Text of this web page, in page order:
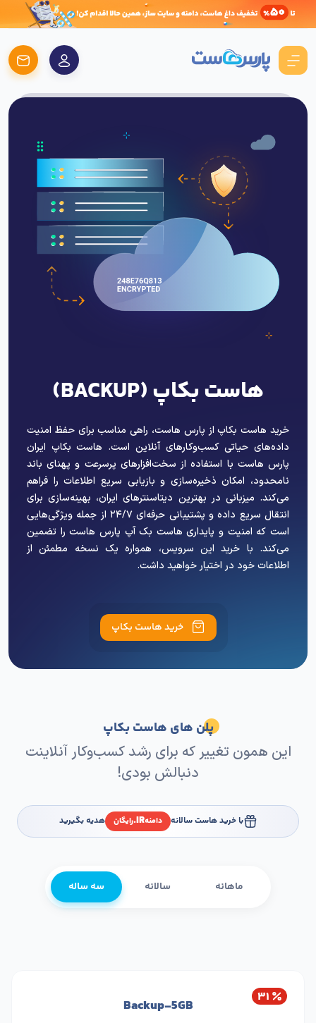
هاست بکاپ (BACKUP)
خرید هاست بکاپ از پارس هاست، راهی مناسب برای حفظ امنیت
داده‌های حیاتی کسب‌وکارهای آنلاین است. هاست بکاپ ایران
پارس هاست با استفاده از سخت‌افزارهای پرسرعت و پهنای باند
نامحدود، امکان ذخیره‌سازی و بازیابی سریع اطلاعات را فراهم
می‌کند. میزبانی در بهترین دیتاسنترهای ایران، بهینه‌سازی برای
انتقال سریع داده و پشتیبانی حرفه‌ای ۲۴/۷ از جمله ویژگی‌هایی
است که امنیت و پایداری هاست بک آپ پارس هاست را تضمین
می‌کند. با خرید این سرویس، همواره یک نسخه مطمئن از
اطلاعات خود در اختیار خواهید داشت.
خرید هاست بکاپ
پلن های هاست بکاپ
این همون تغییر که برای رشد کسب‌وکار آنلاینت
دنبالش بودی!
با خرید هاست سالانه دامنهIR. رایگان هدیه بگیرید
سه ساله سالانه ماهانه
۳۱ Backup-5GB